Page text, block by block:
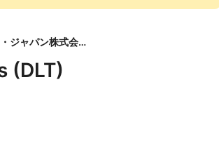
データブリックス・ジャパン株式会社
(DLT)